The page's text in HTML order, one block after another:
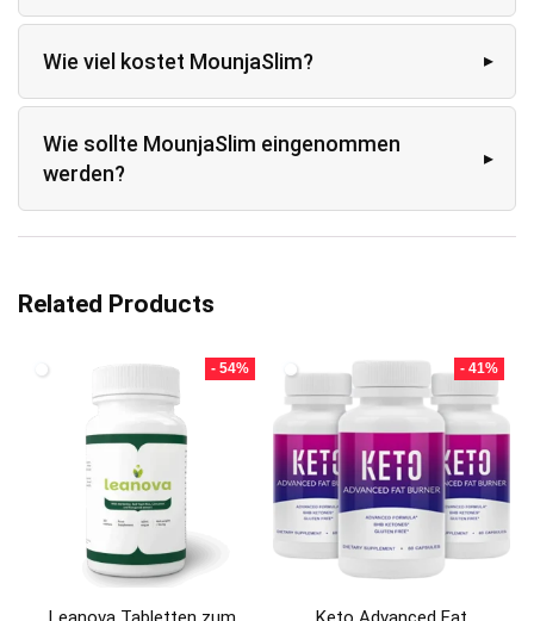
Wie viel kostet MounjaSlim?
Wie sollte MounjaSlim eingenommen
werden?
Related Products
- 54% - 41%